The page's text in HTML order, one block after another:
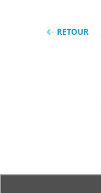
RETOUR